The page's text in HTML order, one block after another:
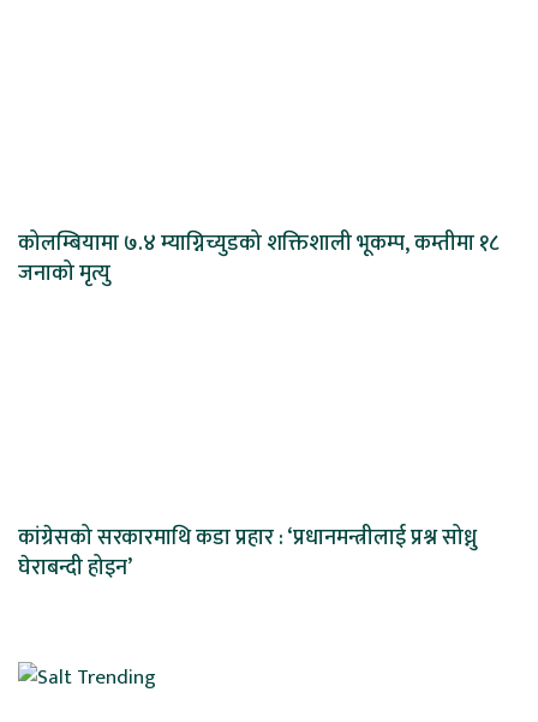
कोलम्बियामा ७.४ म्याग्निच्युडको शक्तिशाली भूकम्प, कम्तीमा १८
जनाको मृत्यु
कांग्रेसको सरकारमाथि कडा प्रहार : ‘प्रधानमन्त्रीलाई प्रश्न सोध्नु
घेराबन्दी होइन’